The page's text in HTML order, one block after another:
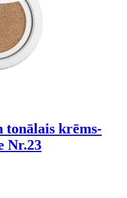
tonālais krēms-
Nr.23